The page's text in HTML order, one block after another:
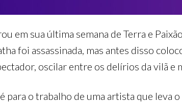
em sua última semana de Terra e
foi assassinada, mas antes disso
oscilar entre os delírios da vilã
para o trabalho de uma artista que